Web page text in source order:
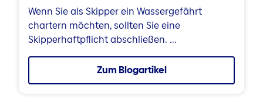
Wenn Sie als Skipper ein Wassergefährt
chartern möchten, sollten Sie eine
Skipperhaftpflicht abschließen. ...
Zum Blogartikel